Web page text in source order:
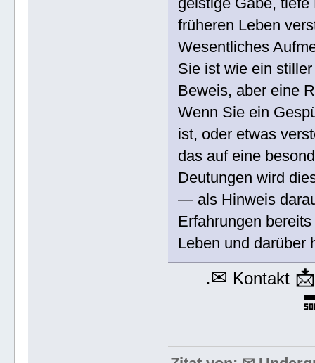
früheren Leben
Wesentliches
Sie ist wie ein
Beweis, aber eine
Wenn Sie ein
ist, oder etwas
das auf eine
Deutungen wird
— als Hinweis
Erfahrungen
Leben und darüber
.✉ Kontakt